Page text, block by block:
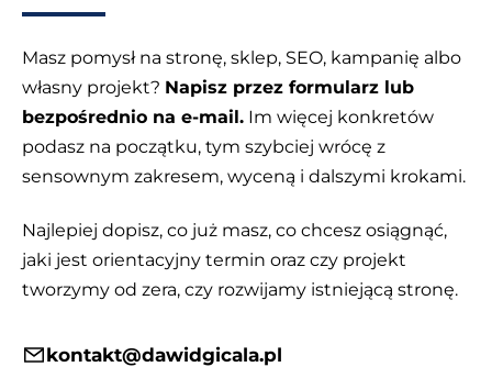
Masz pomysł na stronę, sklep, SEO, kampanię albo
własny projekt? Napisz przez formularz lub
bezpośrednio na e-mail. Im więcej konkretów
podasz na początku, tym szybciej wrócę z
sensownym zakresem, wyceną i dalszymi krokami.
Najlepiej dopisz, co już masz, co chcesz osiągnąć,
jaki jest orientacyjny termin oraz czy projekt
tworzymy od zera, czy rozwijamy istniejącą stronę.
kontakt@dawidgicala.pl